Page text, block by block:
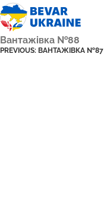
Вантажівка №88
PREVIOUS: ВАНТАЖІВКА №87